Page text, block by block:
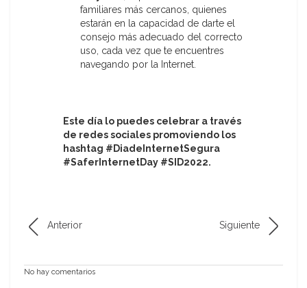
familiares más cercanos, quienes
estarán en la capacidad de darte el
consejo más adecuado del correcto
uso, cada vez que te encuentres
navegando por la Internet.
Este día lo puedes celebrar a través
de redes sociales promoviendo los
hashtag #DiadeInternetSegura
#SaferInternetDay #SID2022.
Anterior Siguiente
No hay comentarios